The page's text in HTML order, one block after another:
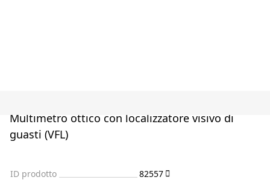
Multimetro ottico con localizzatore visivo di
guasti (VFL)
ID prodotto
82557